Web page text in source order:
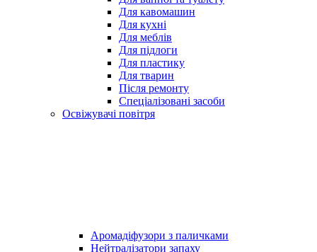
Для кавомашин
Для кухні
Для меблів
Для підлоги
Для пластику
Для тварин
Після ремонту
Спеціалізовані засоби
Освіжувачі повітря
Аромадіфузори з паличками
Нейтралізатори запаху